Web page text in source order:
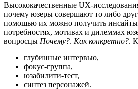
Высококачественные UX-
почему юзеры совершают то либо
помощью их можно получить
потребностях, мотивах и дилеммах
вопросцы Почему?, Как конкретно?.
глубинные интервью,
фокус-группа,
юзабилити-тест,
синтез персонажей.